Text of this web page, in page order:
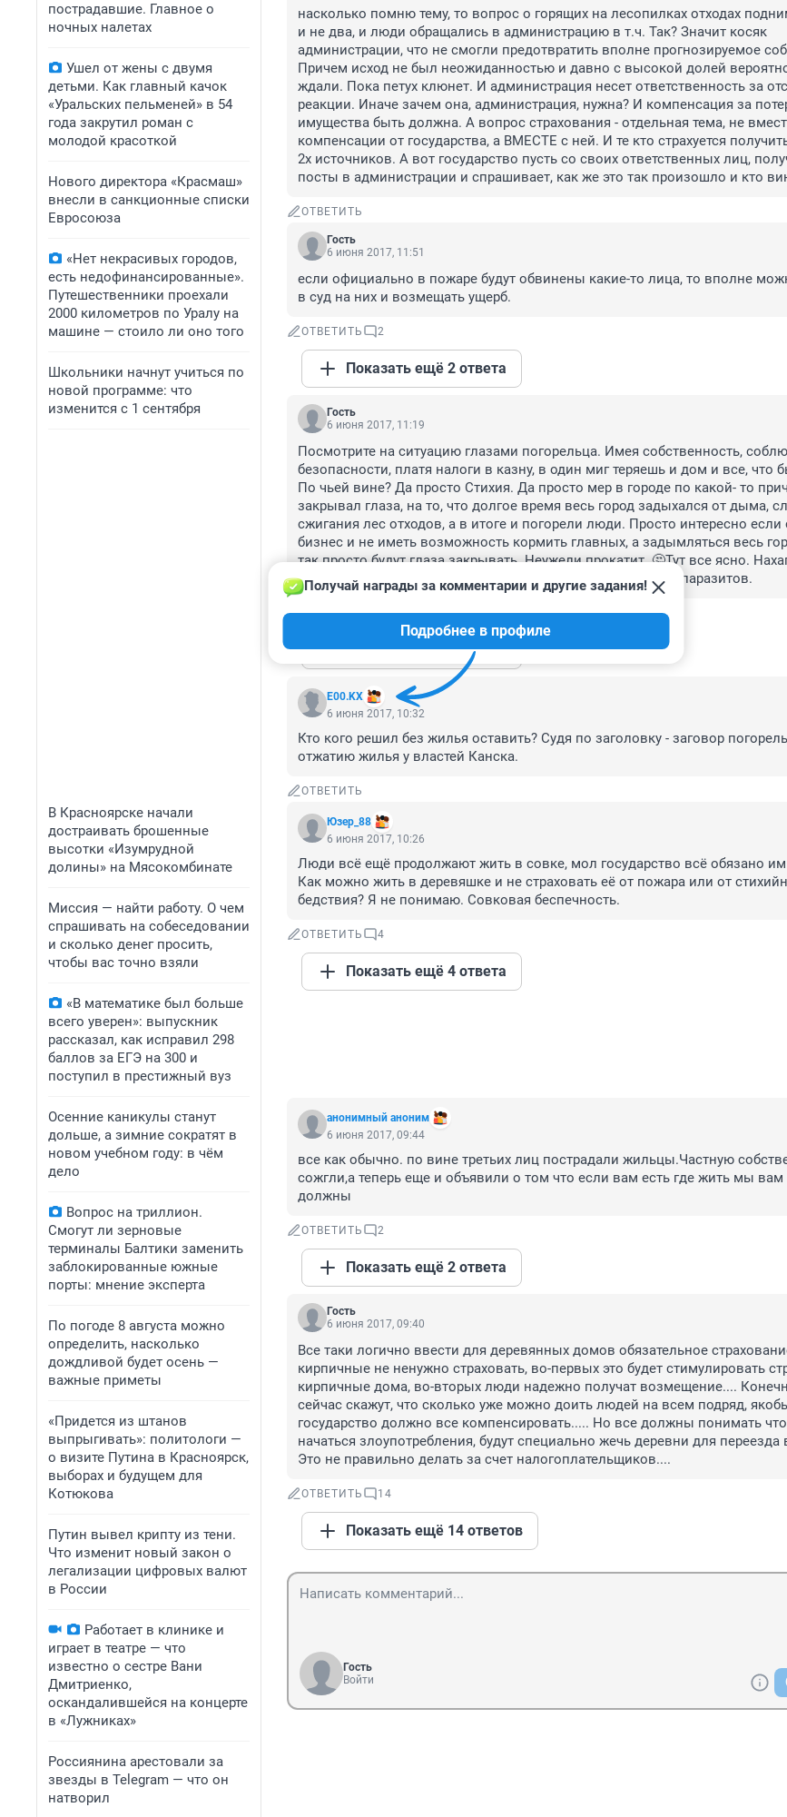
пострадавшие. Главное о
ночных налетах
Ушел от жены с двумя
детьми. Как главный качок
«Уральских пельменей» в 54
года закрутил роман с
молодой красоткой
Нового директора «Красмаш»
внесли в санкционные списки
Евросоюза
«Нет некрасивых городов,
есть недофинансированные».
Путешественники проехали
2000 километров по Уралу на
машине — стоило ли оно того
Школьники начнут учиться по
новой программе: что
изменится с 1 сентября
В Красноярске начали
достраивать брошенные
высотки «Изумрудной
долины» на Мясокомбинате
Миссия — найти работу. О чем
спрашивать на собеседовании
и сколько денег просить,
чтобы вас точно взяли
«В математике был больше
всего уверен»: выпускник
рассказал, как исправил 298
баллов за ЕГЭ на 300 и
поступил в престижный вуз
Осенние каникулы станут
дольше, а зимние сократят в
новом учебном году: в чём
дело
Вопрос на триллион.
Смогут ли зерновые
терминалы Балтики заменить
заблокированные южные
порты: мнение эксперта
По погоде 8 августа можно
определить, насколько
дождливой будет осень —
важные приметы
«Придется из штанов
выпрыгивать»: политологи —
о визите Путина в Красноярск,
выборах и будущем для
Котюкова
Путин вывел крипту из тени.
Что изменит новый закон о
легализации цифровых валют
в России
Работает в клинике и
играет в театре — что
известно о сестре Вани
Дмитриенко,
оскандалившейся на концерте
в «Лужниках»
Россиянина арестовали за
звезды в Telegram — что он
натворил
насколько помню тему, то вопрос о горящих на лесопилках отходах
и не два, и люди обращались в администрацию в т.ч. Так? Значит косяк
администрации, что не смогли предотвратить вполне прогнозируемое
Причем исход не был неожиданностью и давно с высокой долей
ждали. Пока петух клюнет. И администрация несет ответственность за
реакции. Иначе зачем она, администрация, нужна? И компенсация за
имущества быть должна. А вопрос страхования - отдельная тема, не
компенсации от государства, а ВМЕСТЕ с ней. И те кто страхуется
2х источников. А вот государство пусть со своих ответственных лиц,
посты в администрации и спрашивает, как же это так произошло и кто
ОТВЕТИТЬ
Гость
6 июня 2017, 11:51
если официально в пожаре будут обвинены какие-то лица, то вполне
в суд на них и возмещать ущерб.
ОТВЕТИТЬ 2
Показать ещё 2 ответа
Гость
6 июня 2017, 11:19
Посмотрите на ситуацию глазами погорельца. Имея собственность,
безопасности, платя налоги в казну, в один миг теряешь и дом и все, что
По чьей вине? Да просто Стихия. Да просто мер в городе по какой- то
закрывал глаза, на то, что долгое время весь город задыхался от дыма,
сжигания лес отходов, а в итоге и погорели люди. Просто интересно если
бизнес и не иметь возможность кормить главных, а задымляться весь
так просто будут глаза закрывать. Неужели прокатит. 🤔Тут все ясно.
страдают. Путину надо чистку в рядах делать.вычесывать паразитов.
ОТВЕТИТЬ 4
Показать ещё 4 ответа
E00.KX
Получай награды за комментарии и другие задания!
Подробнее в профиле
6 июня 2017, 10:32
Кто кого решил без жилья оставить? Судя по заголовку - заговор
отжатию жилья у властей Канска.
ОТВЕТИТЬ
Юзер_88
6 июня 2017, 10:26
Люди всё ещё продолжают жить в совке, мол государство всё обязано им
Как можно жить в деревяшке и не страховать её от пожара или от
бедствия? Я не понимаю. Совковая беспечность.
ОТВЕТИТЬ 4
Показать ещё 4 ответа
анонимный аноним
6 июня 2017, 09:44
все как обычно. по вине третьих лиц пострадали жильцы.Частную
сожгли,а теперь еще и объявили о том что если вам есть где жить мы вам
должны
ОТВЕТИТЬ 2
Показать ещё 2 ответа
Гость
6 июня 2017, 09:40
Все таки логично ввести для деревянных домов обязательное
кирпичные не ненужно страховать, во-первых это будет стимулировать
кирпичные дома, во-вторых люди надежно получат возмещение....
сейчас скажут, что сколько уже можно доить людей на всем подряд,
государство должно все компенсировать..... Но все должны понимать
начаться злоупотребления, будут специально жечь деревни для переезда
Это не правильно делать за счет налогоплательщиков....
ОТВЕТИТЬ 14
Показать ещё 14 ответов
Гость
Войти